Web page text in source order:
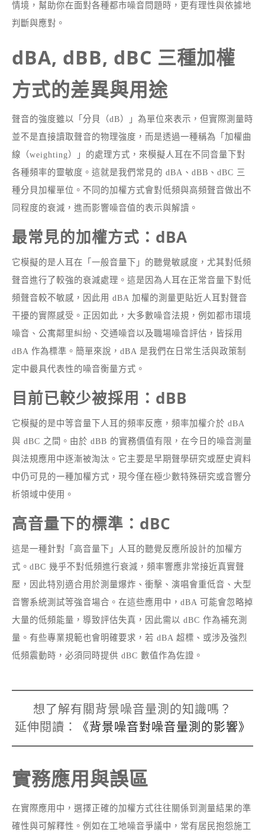
情境，幫助你在面對各種都市噪音問題時，更有理性與依據地
判斷與應對。
dBA, dBB, dBC 三種加權
方式的差異與用途
聲音的強度雖以「分貝（dB）」為單位來表示，但實際測量時
並不是直接讀取聲音的物理強度，而是透過一種稱為「加權曲
線（weighting）」的處理方式，來模擬人耳在不同音量下對
各種頻率的靈敏度。這就是我們常見的 dBA、dBB、dBC 三
種分貝加權單位。不同的加權方式會對低頻與高頻聲音做出不
同程度的衰減，進而影響噪音值的表示與解讀。
最常見的加權方式：dBA
它模擬的是人耳在「一般音量下」的聽覺敏感度，尤其對低頻
聲音進行了較強的衰減處理。這是因為人耳在正常音量下對低
頻聲音較不敏感，因此用 dBA 加權的測量更貼近人耳對聲音
干擾的實際感受。正因如此，大多數噪音法規，例如都市環境
噪音、公寓鄰里糾紛、交通噪音以及職場噪音評估，皆採用
dBA 作為標準。簡單來說，dBA 是我們在日常生活與政策制
定中最具代表性的噪音衡量方式。
目前已較少被採用：dBB
它模擬的是中等音量下人耳的頻率反應，頻率加權介於 dBA
與 dBC 之間。由於 dBB 的實務價值有限，在今日的噪音測量
與法規應用中逐漸被淘汰。它主要是早期聲學研究或歷史資料
中仍可見的一種加權方式，現今僅在極少數特殊研究或音響分
析領域中使用。
高音量下的標準：dBC
這是一種針對「高音量下」人耳的聽覺反應所設計的加權方
式。dBC 幾乎不對低頻進行衰減，頻率響應非常接近真實聲
壓，因此特別適合用於測量爆炸、衝擊、演唱會重低音、大型
音響系統測試等強音場合。在這些應用中，dBA 可能會忽略掉
大量的低頻能量，導致評估失真，因此需以 dBC 作為補充測
量。有些專業規範也會明確要求，若 dBA 超標、或涉及強烈
低頻震動時，必須同時提供 dBC 數值作為佐證。
想了解有關背景噪音量測的知識嗎？
延伸閱讀：
《背景噪音對噪音量測的影響》
實務應用與誤區
在實際應用中，選擇正確的加權方式往往關係到測量結果的準
確性與可解釋性。例如在工地噪音爭議中，常有居民抱怨施工